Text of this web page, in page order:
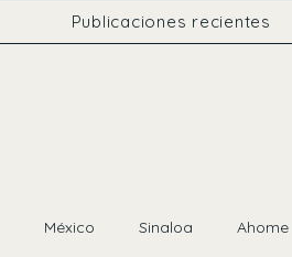
Publicaciones recientes
México Sinaloa Ahome